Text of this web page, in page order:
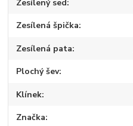
Zesílený sed
Zesílená špička
Zesílená pata
Plochý šev
Klínek
Značka